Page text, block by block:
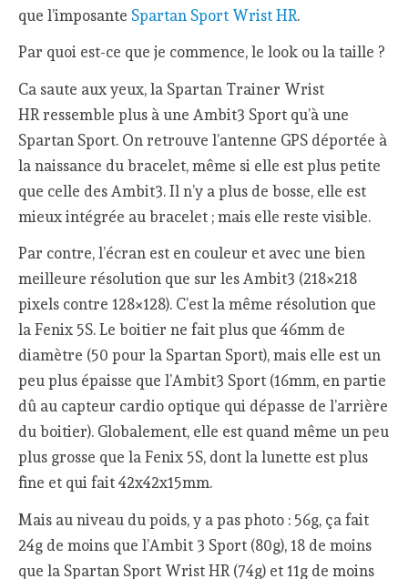
que l’imposante Spartan Sport Wrist HR.
Par quoi est-ce que je commence, le look ou la taille ?
Ca saute aux yeux, la Spartan Trainer Wrist
HR ressemble plus à une Ambit3 Sport qu’à une
Spartan Sport. On retrouve l’antenne GPS déportée à
la naissance du bracelet, même si elle est plus petite
que celle des Ambit3. Il n’y a plus de bosse, elle est
mieux intégrée au bracelet ; mais elle reste visible.
Par contre, l’écran est en couleur et avec une bien
meilleure résolution que sur les Ambit3 (218×218
pixels contre 128×128). C’est la même résolution que
la Fenix 5S. Le boitier ne fait plus que 46mm de
diamètre (50 pour la Spartan Sport), mais elle est un
peu plus épaisse que l’Ambit3 Sport (16mm, en partie
dû au capteur cardio optique qui dépasse de l’arrière
du boitier). Globalement, elle est quand même un peu
plus grosse que la Fenix 5S, dont la lunette est plus
fine et qui fait 42x42x15mm.
Mais au niveau du poids, y a pas photo : 56g, ça fait
24g de moins que l’Ambit 3 Sport (80g), 18 de moins
que la Spartan Sport Wrist HR (74g) et 11g de moins